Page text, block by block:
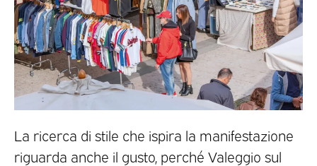
La ricerca di stile che ispira la manifestazione
riguarda anche il gusto, perché Valeggio sul